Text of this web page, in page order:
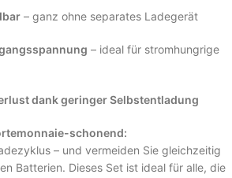
– ganz ohne separates Ladegerät
– ideal für stromhungrige
dank geringer Selbstentladung
schonend:
– und vermeiden Sie gleichzeitig
Batterien. Dieses Set ist ideal für alle, die